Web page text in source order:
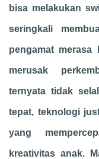
bisa melakukan
seringkali
pengamat
merusak
ternyata tidak
tepat, teknologi
yang
kreativitas anak.